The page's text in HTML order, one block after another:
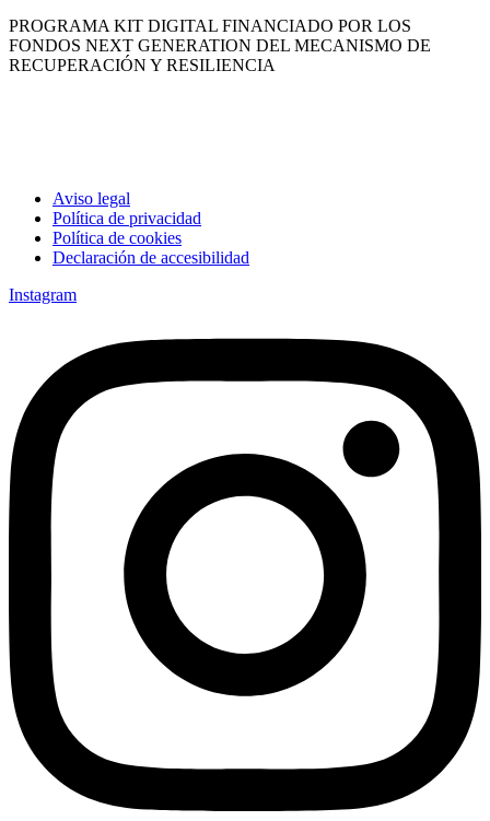
PROGRAMA KIT DIGITAL FINANCIADO POR LOS
FONDOS NEXT GENERATION DEL MECANISMO DE
RECUPERACIÓN Y RESILIENCIA
Aviso legal
Política de privacidad
Política de cookies
Declaración de accesibilidad
Instagram